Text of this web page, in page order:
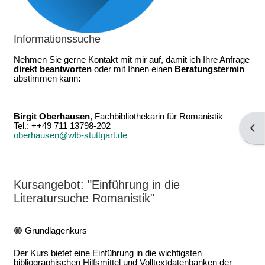
Informationssuche
Nehmen Sie gerne Kontakt mit mir auf, damit ich IhreAnfrage
direkt beantworten oder mit Ihnen einen Beratungstermin
abstimmen kann:
Birgit Oberhausen, Fachbibliothekarin für Romanistik
Tel.: ++49 711 13798-202
oberhausen@wlb-stuttgart.de
Kursangebot: "Einführung in die
Literatursuche Romanistik"
🟢 Grundlagenkurs
Der Kurs bietet eine Einführung in die wichtigsten
bibliographischen Hilfsmittel und Volltextdatenbanken der